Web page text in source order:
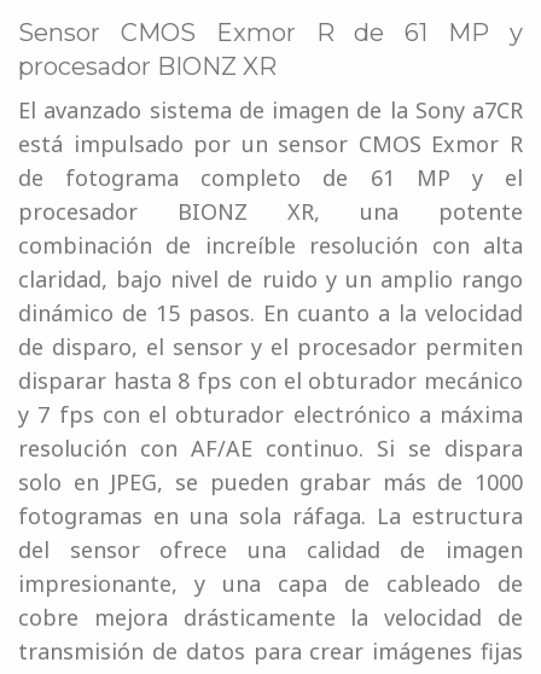
Sensor CMOS Exmor R de 61 MP y
procesador BIONZ XR
El avanzado sistema de imagen de la Sony a7CR
está impulsado por un sensor CMOS Exmor R
de fotograma completo de 61 MP y el
procesador BIONZ XR, una potente
combinación de increíble resolución con alta
claridad, bajo nivel de ruido y un amplio rango
dinámico de 15 pasos. En cuanto a la velocidad
de disparo, el sensor y el procesador permiten
disparar hasta 8 fps con el obturador mecánico
y 7 fps con el obturador electrónico a máxima
resolución con AF/AE continuo. Si se dispara
solo en JPEG, se pueden grabar más de 1000
fotogramas en una sola ráfaga. La estructura
del sensor ofrece una calidad de imagen
impresionante, y una capa de cableado de
cobre mejora drásticamente la velocidad de
transmisión de datos para crear imágenes fijas